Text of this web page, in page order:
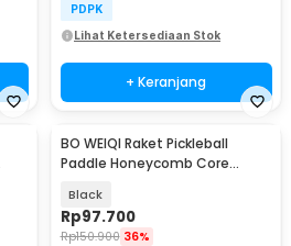
PDPK
Lihat Ketersediaan Stok
+ Keranjang
BO WEIQI Raket Pickleball
Paddle Honeycomb Core
Black
Rp97.700
Rp150.900 36%